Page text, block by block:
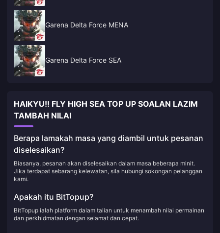
Garena Delta Force MENA
Garena Delta Force SEA
HAIKYU!! FLY HIGH SEA TOP UP SOALAN LAZIM
TAMBAH NILAI
Berapa lamakah masa yang diambil untuk pesanan
diselesaikan?
Biasanya, pesanan akan diselesaikan dalam masa beberapa minit.
Jika terdapat sebarang kelewatan, sila hubungi sokongan pelanggan
kami.
Apakah itu BitTopup?
BitTopup ialah platform dalam talian untuk menambah nilai permainan
dan perkhidmatan dengan selamat dan cepat.